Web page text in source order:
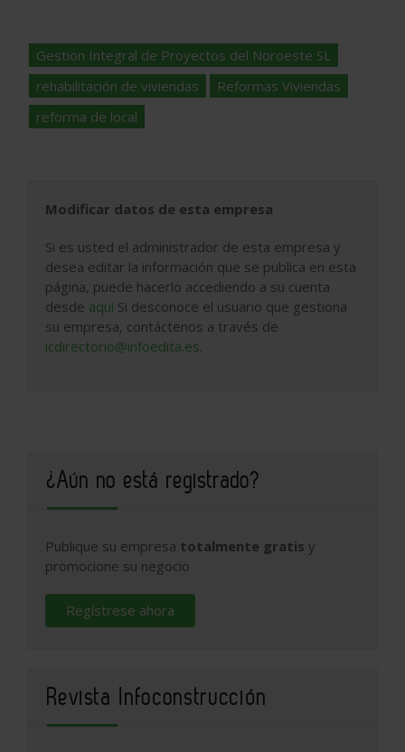
Gestion Integral de Proyectos del Noroeste SL
rehabilitación de viviendas
Reformas Viviendas
reforma de local
Modificar datos de esta empresa
Si es usted el administrador de esta empresa y
desea editar la información que se publica en esta
página, puede hacerlo accediendo a su cuenta
desde aquí Si desconoce el usuario que gestiona
su empresa, contáctenos a través de
icdirectorio@infoedita.es.
¿Aún no está registrado?
Publique su empresa totalmente gratis y
promocione su negocio
Regístrese ahora
Revista Infoconstrucción